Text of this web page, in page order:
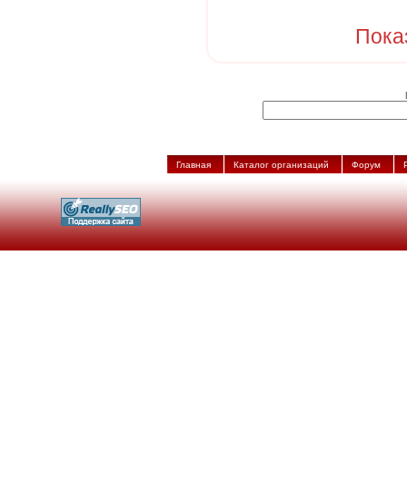
Главная Каталог организаций Форум